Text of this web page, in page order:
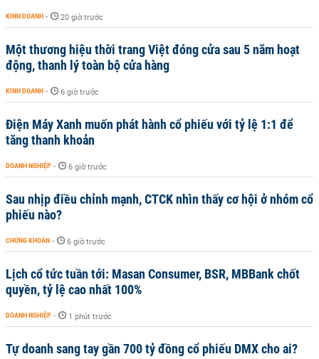
KINH DOANH - 20 giờ trước
Một thương hiệu thời trang Việt đóng cửa sau 5 năm hoạt
động, thanh lý toàn bộ cửa hàng
KINH DOANH - 6 giờ trước
Điện Máy Xanh muốn phát hành cổ phiếu với tỷ lệ 1:1 để
tăng thanh khoản
DOANH NGHIỆP - 6 giờ trước
Sau nhịp điều chỉnh mạnh, CTCK nhìn thấy cơ hội ở nhóm cổ
phiếu nào?
CHỨNG KHOÁN - 6 giờ trước
Lịch cổ tức tuần tới: Masan Consumer, BSR, MBBank chốt
quyền, tỷ lệ cao nhất 100%
DOANH NGHIỆP - 1 phút trước
Tự doanh sang tay gần 700 tỷ đồng cổ phiếu DMX cho ai?